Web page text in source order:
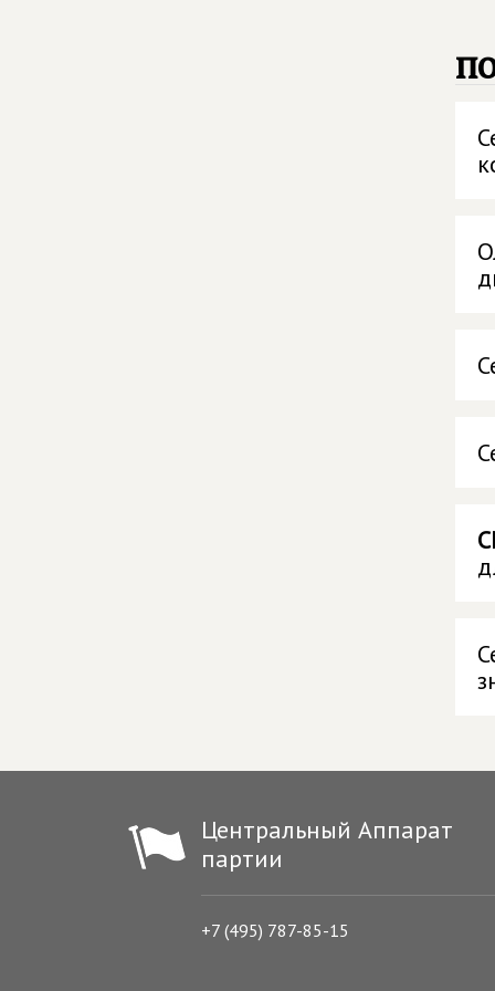
Центральный Аппарат
партии
+7 (495) 787-85-15